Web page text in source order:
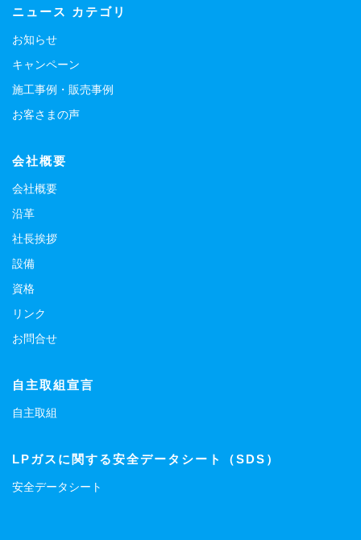
ニュース カテゴリ
お知らせ
キャンペーン
施工事例・販売事例
お客さまの声
会社概要
会社概要
沿革
社長挨拶
設備
資格
リンク
お問合せ
自主取組宣言
自主取組
LPガスに関する安全データシート（SDS）
安全データシート